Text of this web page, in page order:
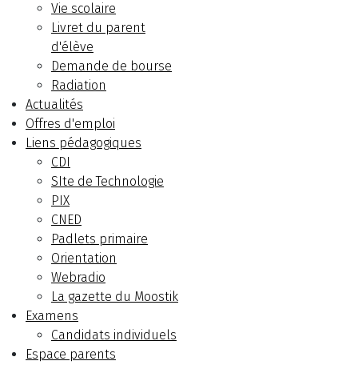
Vie scolaire
Livret du parent
d'élève
Demande de bourse
Radiation
Actualités
Offres d'emploi
Liens pédagogiques
CDI
SIte de Technologie
PIX
CNED
Padlets primaire
Orientation
Webradio
La gazette du Moostik
Examens
Candidats individuels
Espace parents